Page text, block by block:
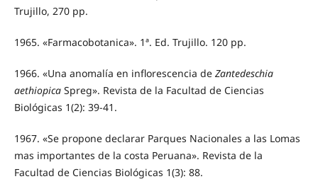
Trujillo, 270 pp.
1965. «Farmacobotanica». 1ª. Ed. Trujillo. 120 pp.
1966. «Una anomalía en inflorescencia de Zantedeschia
aethiopicaSpreg». Revista de la Facultad de Ciencias
Biológicas 1(2): 39-41.
1967. «Se propone declarar Parques Nacionales a las Lomas
mas importantes de la costa Peruana». Revista de la
Facultad de Ciencias Biológicas 1(3): 88.